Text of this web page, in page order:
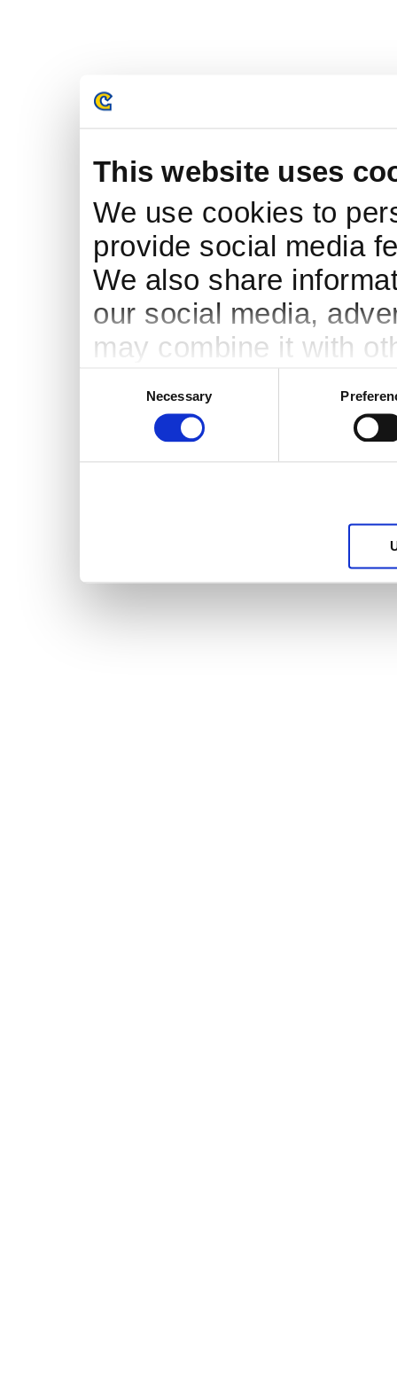
This website uses
We use cookies to
provide social media
We also share
our social media,
may combine it with
services.
Necessary